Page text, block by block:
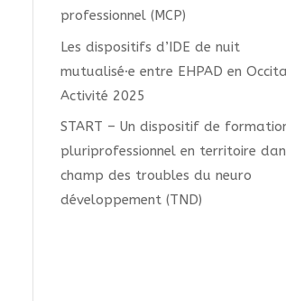
professionnel (MCP)
Les dispositifs d’IDE de nuit
mutualisé·e entre EHPAD en
Activité 2025
START – Un dispositif de
pluriprofessionnel en territoire
champ des troubles du neuro
développement (TND)